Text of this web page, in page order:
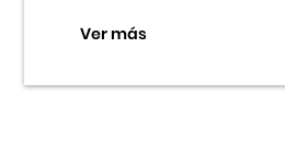
Ver más